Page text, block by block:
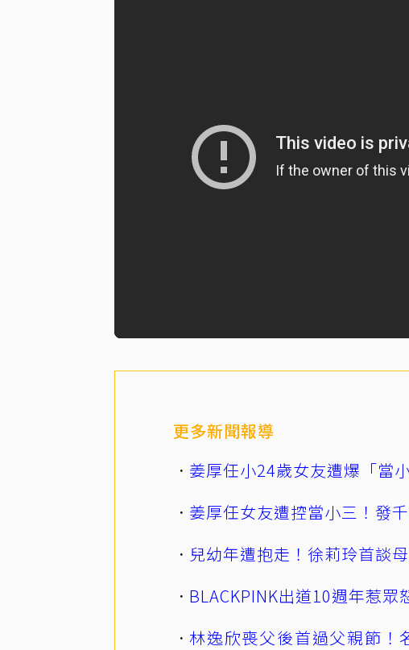
更多新聞報導
姜厚任小24歲女友遭爆「當
姜厚任女友遭控當小三！發
兒幼年遭抱走！徐莉玲首談
BLACKPINK出道10週年惹
林逸欣喪父後首過父親節